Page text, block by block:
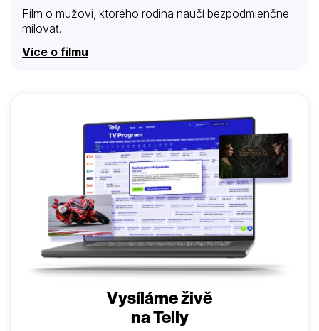
Film o mužovi, ktorého rodina naučí bezpodmienčne
milovať.
Více o filmu
Vysíláme živě
na Telly